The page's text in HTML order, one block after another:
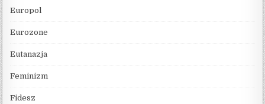
Europol
Eurozone
Eutanazja
Feminizm
Fidesz